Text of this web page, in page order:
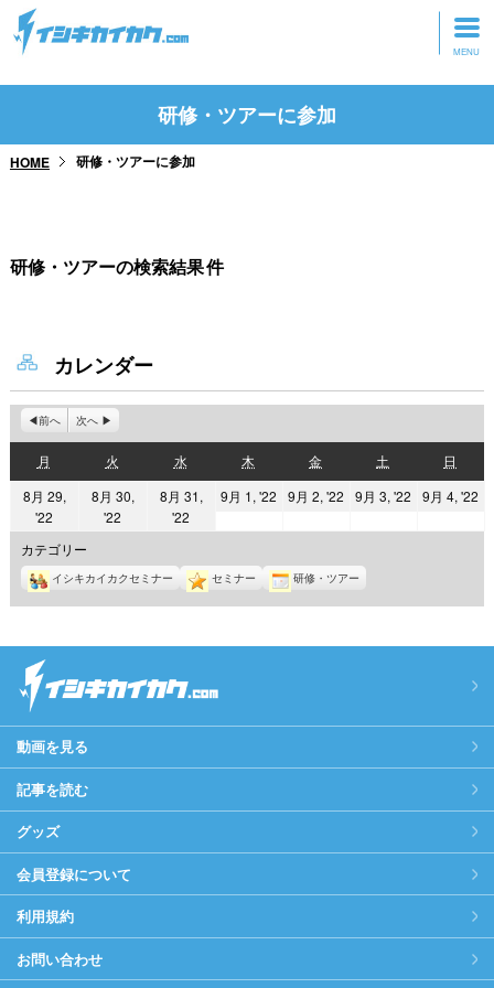
トップページ
研修・ツアーに参加
研修・ツアーに参加
HOME 研修・ツアーに参加
研修・ツアーの検索結果件
カレンダー
前へ 次へ
月
曜
日
火
曜
日
水水
曜
日
木
曜
日
金金
曜
日
土
曜
日
日
曜
日
8月 29,
'22
年
8
月
29
8月 30,
'22
8
月
30
8月 31,
'22
8
月
31
9月 1, '22
2022
月
1
日
9月 2, '22
2022
月
日
9月 3, '22
2022
日
9月 4, '22
日
カテゴリー
イシキカイカクセミナー セミナー 研修・ツアー
動画を見る
記事を読む
グッズ
会員登録について
利用規約
お問い合わせ